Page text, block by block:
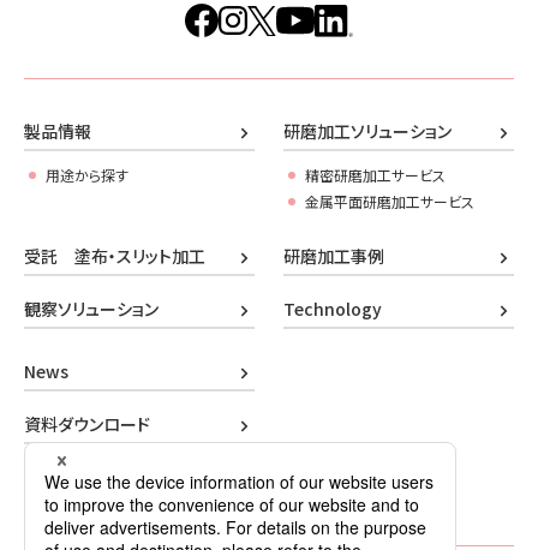
製品情報
用途から探す
研磨加工ソリューション
精密研磨加工サービス
金属平面研磨加工サービス
受託 塗布・スリット加工
観察ソリューション
研磨加工事例
Technology
News
資料ダウンロード
お問い合わせ